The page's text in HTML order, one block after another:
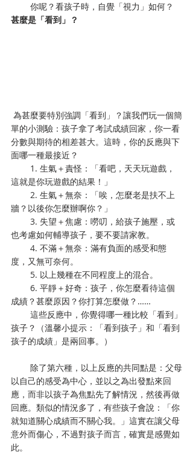
        你呢？看孩子時，自覺「視力」如何？
甚麼是「看到」？
單的小測驗：孩子拿了考試成績回家，你一看
分數與期待的相差甚大。這時，你的反應與下
面哪一種最接近？
這就是你玩遊戲的結果！」
牆？以後你怎麼辦啊你？」
也考慮如何輔導孩子，要不要請家教。
度，又無可奈何。
        5. 以上幾種在不同程度上的混合。
成績？甚麼原因？你打算怎麼做？……
孩子？（溫馨小提示：「看到孩子」和「看到
孩子的成績」是兩回事。）
以自己的感受為中心，並以之為出發點來回
應，而非以孩子為焦點先了解情況，然後再做
回應。類似的情況多了，有些孩子會說：「你
就知道關心成績而不關心我。」這實在讓父母
意外而傷心，不過對孩子而言，確實是感覺如
此。